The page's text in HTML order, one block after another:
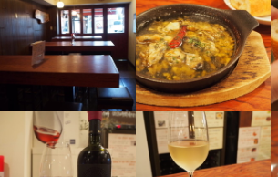
てください！
■□キャリアアップできる環境です！□■
今回は3年〜数年程度の経験者の方を、将来
えする募集です。
「同じ料理を作る毎日に飽きた」「自分の
さを味わいたい」という方、大歓迎！
将来の店長・料理長として、店舗運営やメニ
■□キャリアアップできる環境です！□■
今回は3年〜数年程度の経験者の方の募集で
「同じ料理を作る毎日に飽きた」「ジャンル
振るいたい」という方、大歓迎！
将来の料理長候補として、店舗運営やメニュ
ーとなって活躍できる環境です。
■□一歩ずつステップアップできる環境です！
今回は「料理が好き」「飲食業界に挑戦した
方を大募集！
ゼロからスキルを身につけたい方、将来プ
活躍したい方を歓迎します。
※包丁を握ったことがない方も大歓迎。（あ
採用を行います！）